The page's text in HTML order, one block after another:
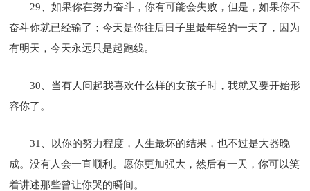
29、如果你在努力奋斗，你有可能会失败，但是，如果你不
奋斗你就已经输了；今天是你往后日子里最年轻的一天了，因为
有明天，今天永远只是起跑线。
30、当有人问起我喜欢什么样的女孩子时，我就又要开始形
容你了。
31、以你的努力程度，人生最坏的结果，也不过是大器晚
成。没有人会一直顺利。愿你更加强大，然后有一天，你可以笑
着讲述那些曾让你哭的瞬间。